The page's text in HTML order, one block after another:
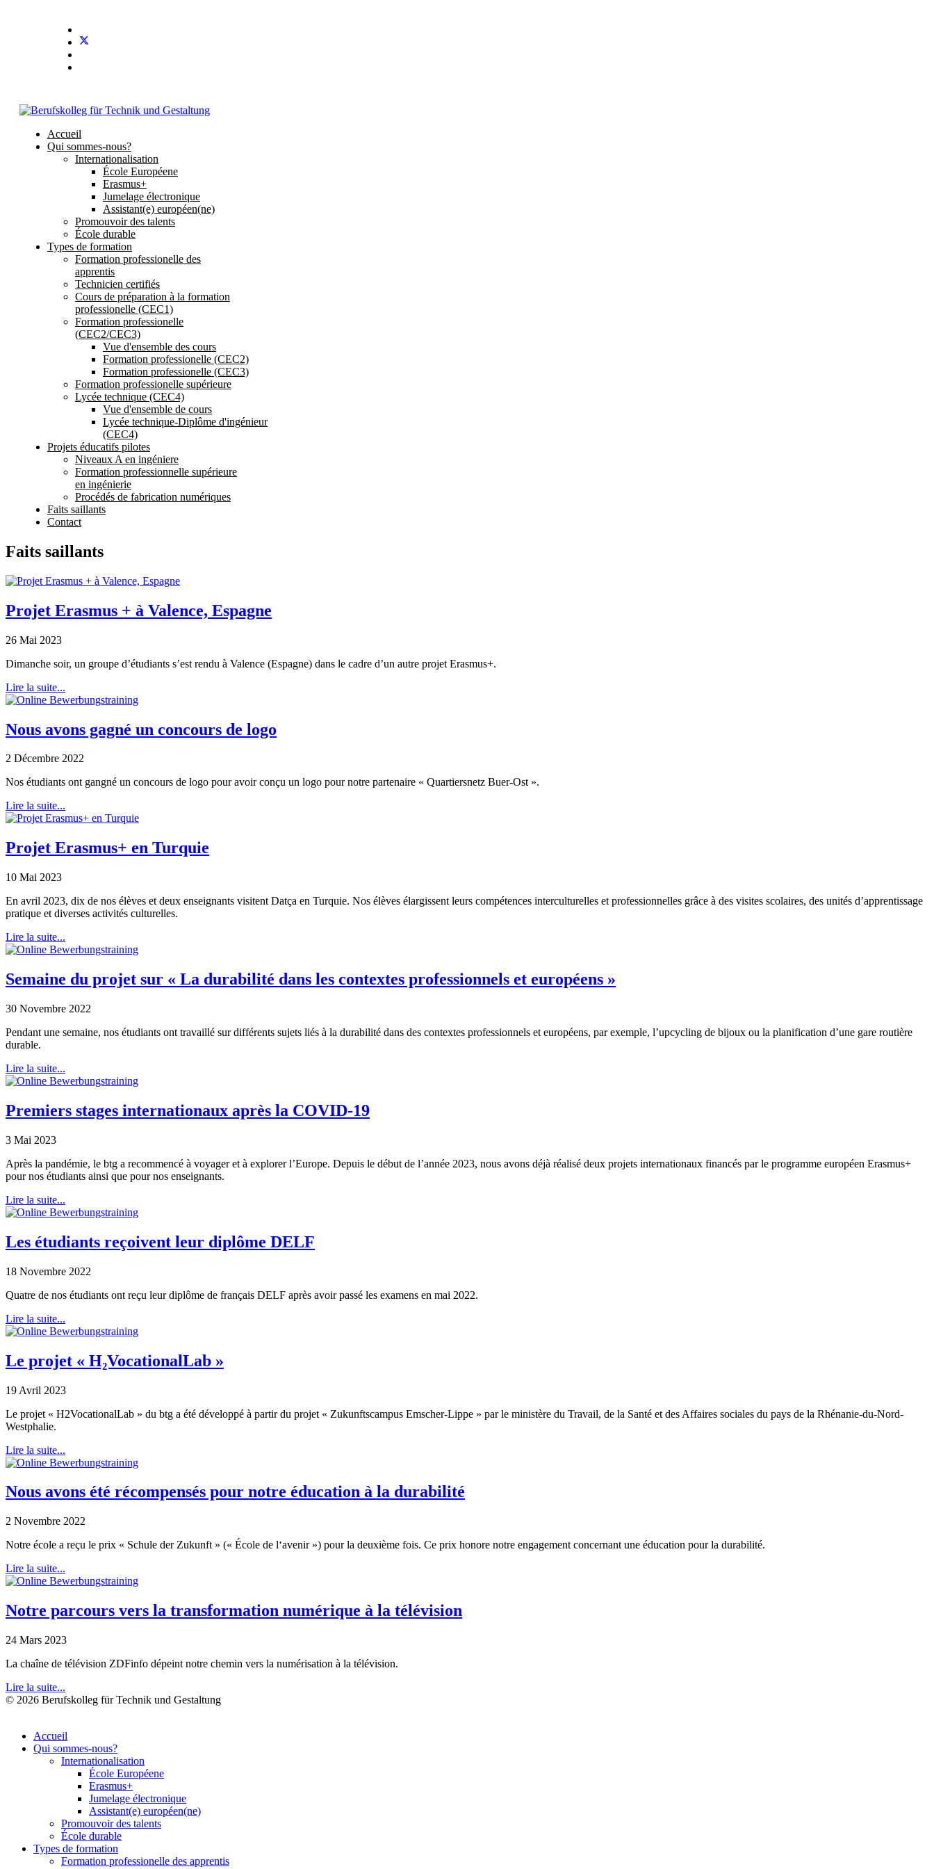
Accueil
Qui sommes-nous?
Internationalisation
École Européene
Erasmus+
Jumelage électronique
Assistant(e) européen(ne)
Promouvoir des talents
École durable
Types de formation
Formation professionelle des
apprentis
Technicien certifiés
Cours de préparation à la formation
professionelle (CEC1)
Formation professionelle
(CEC2/CEC3)
Vue d'ensemble des cours
Formation professionelle (CEC2)
Formation professionelle (CEC3)
Formation professionelle supérieure
Lycée technique (CEC4)
Vue d'ensemble de cours
Lycée technique-Diplôme d'ingénieur
(CEC4)
Projets éducatifs pilotes
Niveaux A en ingéniere
Formation professionnelle supérieure
en ingénierie
Procédés de fabrication numériques
Faits saillants
Contact
Faits saillants
Projet Erasmus + à Valence, Espagne
26 Mai 2023
Dimanche soir, un groupe d’étudiants s’est rendu à Valence (Espagne) dans le cadre d’un autre projet Erasmus+.
Lire la suite...
Nous avons gagné un concours de logo
2 Décembre 2022
Nos étudiants ont gangné un concours de logo pour avoir conçu un logo pour notre partenaire « Quartiersnetz Buer-Ost ».
Lire la suite...
Projet Erasmus+ en Turquie
10 Mai 2023
En avril 2023, dix de nos élèves et deux enseignants visitent Datça en Turquie. Nos élèves élargissent leurs compétences interculturelles et professionnelles grâce à des visites scolaires, des unités d’apprentissage
pratique et diverses activités culturelles.
Lire la suite...
Semaine du projet sur « La durabilité dans les contextes professionnels et européens »
30 Novembre 2022
Pendant une semaine, nos étudiants ont travaillé sur différents sujets liés à la durabilité dans des contextes professionnels et européens, par exemple, l’upcycling de bijoux ou la planification d’une gare routière
durable.
Lire la suite...
Premiers stages internationaux après la COVID-19
3 Mai 2023
Après la pandémie, le btg a recommencé à voyager et à explorer l’Europe. Depuis le début de l’année 2023, nous avons déjà réalisé deux projets internationaux financés par le programme européen Erasmus+
pour nos étudiants ainsi que pour nos enseignants.
Lire la suite...
Les étudiants reçoivent leur diplôme DELF
18 Novembre 2022
Quatre de nos étudiants ont reçu leur diplôme de français DELF après avoir passé les examens en mai 2022.
Lire la suite...
Le projet « H₂VocationalLab »
19 Avril 2023
Le projet « H2VocationalLab » du btg a été développé à partir du projet « Zukunftscampus Emscher-Lippe » par le ministère du Travail, de la Santé et des Affaires sociales du pays de la Rhénanie-du-Nord-
Westphalie.
Lire la suite...
Nous avons été récompensés pour notre éducation à la durabilité
2 Novembre 2022
Notre école a reçu le prix « Schule der Zukunft » (« École de l‘avenir ») pour la deuxième fois. Ce prix honore notre engagement concernant une éducation pour la durabilité.
Lire la suite...
Notre parcours vers la transformation numérique à la télévision
24 Mars 2023
La chaîne de télévision ZDFinfo dépeint notre chemin vers la numérisation à la télévision.
Lire la suite...
© 2026 Berufskolleg für Technik und Gestaltung
Accueil
Qui sommes-nous?
Internationalisation
École Européene
Erasmus+
Jumelage électronique
Assistant(e) européen(ne)
Promouvoir des talents
École durable
Types de formation
Formation professionelle des apprentis